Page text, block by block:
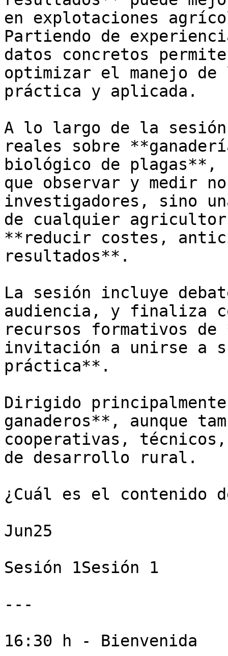
en explotaciones
Partiendo de
datos concretos
optimizar el manejo
práctica y aplicada.
A lo largo de la sesión
reales sobre
biológico de plagas**,
que observar y medir
investigadores, sino
de cualquier agricultor
**reducir costes,
resultados**.
La sesión incluye
audiencia, y finaliza
recursos formativos de
invitación a unirse a
práctica**.
Dirigido
ganaderos**, aunque
cooperativas,
de desarrollo rural.
¿Cuál es el contenido
Jun25
Sesión 1Sesión 1
---
16:30 h - Bienvenida